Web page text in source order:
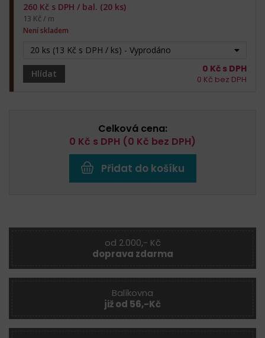
20 ks (13 Kč s DPH / ks) - Vyprodáno
Hlídat
260 Kč s DPH / bal. (20 ks)
13 Kč / m
Není skladem
0 Kč s DPH
0 Kč bez DPH
Celková cena:
0 Kč s DPH (0 Kč bez DPH)
Přidat do košíku
od 2.000,- Kč
doprava zdarma
Balíkovna
již od 56,-Kč